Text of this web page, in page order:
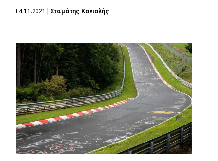
04.11.2021 Σταμάτης Καγιαλής